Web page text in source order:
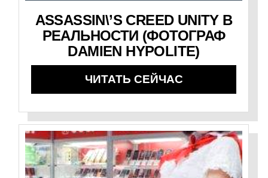
ASSASSIN\’S CREED UNITY В
РЕАЛЬНОСТИ (ФОТОГРАФ
DAMIEN HYPOLITE)
ЧИТАТЬ СЕЙЧАС